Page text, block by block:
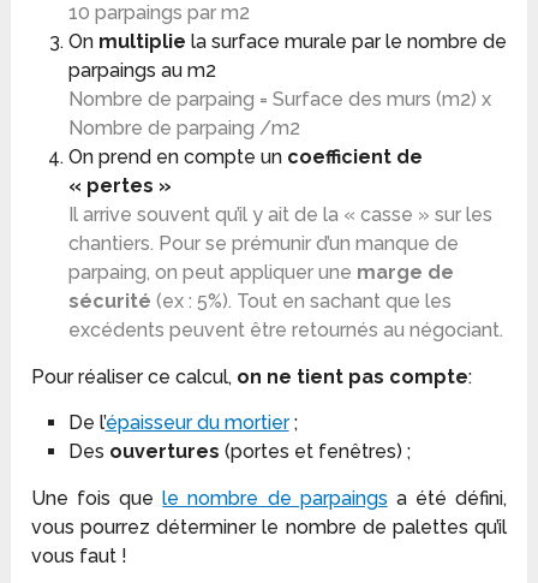
10 parpaings par m2
On multiplie la surface murale par le nombre de
parpaings au m2
Nombre de parpaing = Surface des murs (m2) x
Nombre de parpaing /m2
On prend en compte un coefficient de
« pertes »
Il arrive souvent qu’il y ait de la « casse » sur les
chantiers. Pour se prémunir d’un manque de
parpaing, on peut appliquer une marge de
sécurité (ex : 5%). Tout en sachant que les
excédents peuvent être retournés au négociant.
Pour réaliser ce calcul, on ne tient pas compte:
De l’épaisseur du mortier;
Des ouvertures (portes et fenêtres) ;
Une fois quele nombre de parpaings a été défini,
vous pourrez déterminer le nombre de palettes qu’il
vous faut !